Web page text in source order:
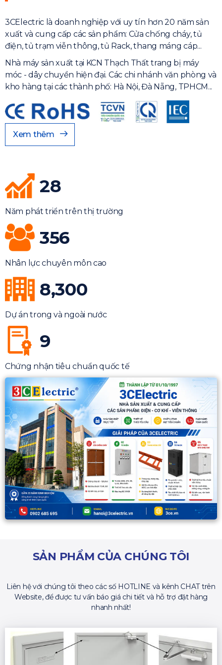
3CElectric là doanh nghiệp với uy tín hơn 20 năm sản
xuất và cung cấp các sản phẩm: Cửa chống cháy, tủ
điện, tủ trạm viễn thông, tủ Rack, thang máng cáp...
Nhà máy sản xuất tại KCN Thạch Thất trang bị máy
móc - dây chuyền hiện đại. Các chi nhánh văn phòng và
kho hàng tại các thành phố: Hà Nội, Đà Nẵng, TPHCM...
Xem thêm
28
Năm phát triển trên thị trường
356
Nhân lực chuyên môn cao
8,300
Dự án trong và ngoài nước
9
Chứng nhận tiêu chuẩn quốc tế
SẢN PHẨM CỦA CHÚNG TÔI
Liên hệ với chúng tôi theo các số HOTLINE và kênh CHAT trên
Website, để được tư vấn báo giá chi tiết và hỗ trợ đặt hàng
nhanh nhất!